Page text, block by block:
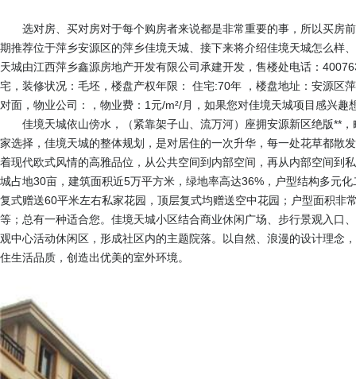
选对房、买对房对于每个购房者来说都是非常重要的事，所以买房
期推荐位于萍乡安源区的萍乡佳境天城、接下来将介绍佳境天城怎么样
天城由江西萍乡鑫源房地产开发有限公司承建开发，售楼处电话：
宅，装修状况：毛坯，楼盘产权年限： 住宅:70年 ，楼盘地址：安源区
对面，物业公司：，物业费：1元/m²/月，如果您对佳境天城项目感兴
佳境天城依山傍水，（紧靠架子山、流万河）座拥安源新区绝版**
家选择，佳境天城的整体规划，是对居住的一次升华，每一处花草都散
着现代欧式风情的高雅品位，从公共空间到内部空间，再从内部空间到
城占地30亩，建筑面积近5万平方米，绿地率高达36%，户型结构多元
复式赠送60平米左右私家花园，顶层复式均赠送空中花园；户型面积非
等；总有一种适合您。佳境天城小区结合商业休闲广场、步行景观入口
观中心活动休闲区，形成社区内的主题院落。以自然、浪漫的设计理念
住生活品质，创造出优美的室外环境。